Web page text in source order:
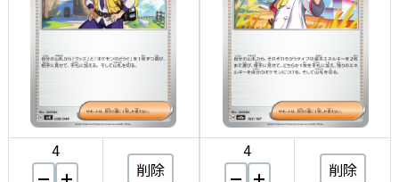
4
削除
4
削除